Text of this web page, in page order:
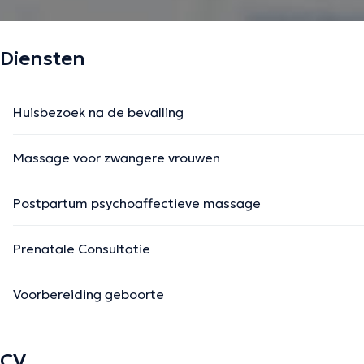
Diensten
Huisbezoek na de bevalling
Massage voor zwangere vrouwen
Postpartum psychoaffectieve massage
Prenatale Consultatie
Voorbereiding geboorte